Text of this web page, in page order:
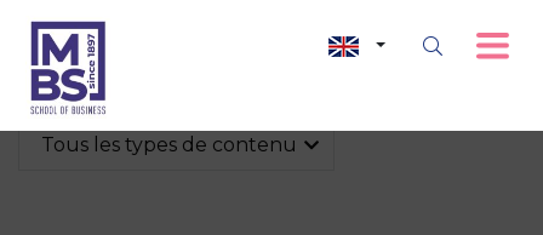
Tous les types de contenu